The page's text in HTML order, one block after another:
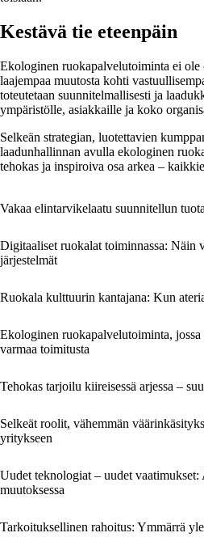
Kestävä tie eteenpäin
Ekologinen ruokapalvelutoiminta ei ole
laajempaa muutosta kohti
toteutetaan suunnitelmallisesti ja
ympäristölle, asiakkaille ja koko
Selkeän strategian, luotettavien
laadunhallinnan avulla ekologinen
tehokas ja inspiroiva osa arkea –
Vakaa elintarvikelaatu suunnitellun
Digitaaliset ruokalat toiminnassa: Näin
järjestelmät
Ruokala kulttuurin kantajana: Kun
Ekologinen ruokapalvelutoiminta, jossa
varmaa toimitusta
Tehokas tarjoilu kiireisessä arjessa –
Selkeät roolit, vähemmän
yritykseen
Uudet teknologiat – uudet
muutoksessa
Tarkoituksellinen rahoitus: Ymmärrä